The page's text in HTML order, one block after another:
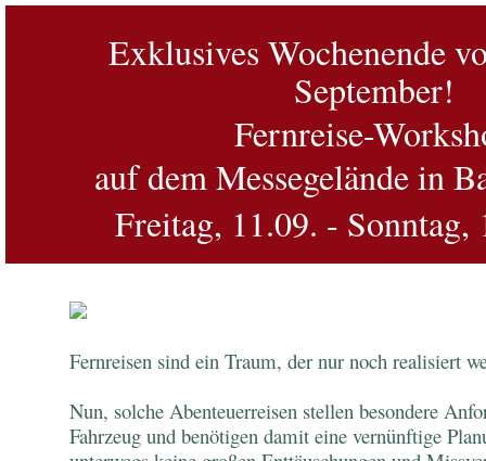
Exklusives Wochenende
September!
Fernreise-
auf dem Messegelände in
Freitag, 11.09. - Sonntag,
Fernreisen sind ein Traum, der nur noch realisiert
Nun, solche Abenteuerreisen stellen besondere
Fahrzeug und benötigen damit eine vernünftige